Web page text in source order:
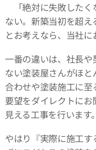
「絶対に失敗したく
ない。新築当初を超え
とお考えなら、当社に
一番の違いは、社長
ない塗装屋さんがほ
合わせや塗装施工に
要望をダイレクトに
見える工事を行います。
やはり『実際に施工